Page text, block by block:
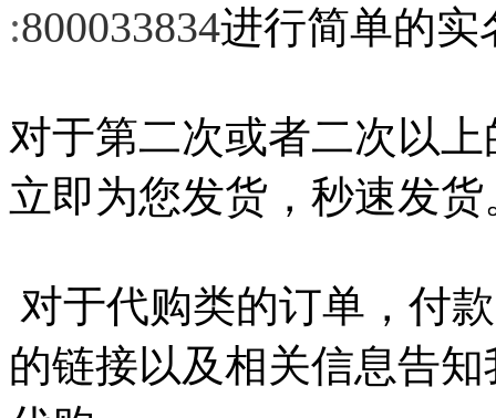
:800033834进行简单的实
对于第二次或者二次以
立即为您发货，秒速发货
对于代购类的订单，付
的链接以及相关信息告